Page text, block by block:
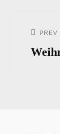
Post
PREV